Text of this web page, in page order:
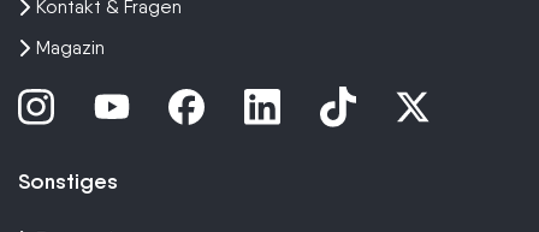
Kontakt & Fragen
Magazin
Sonstiges